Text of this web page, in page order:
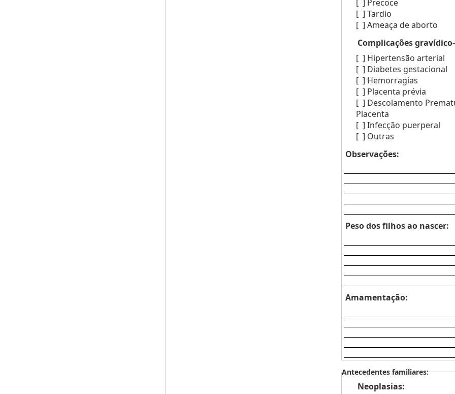
[ ] Precoce
[ ] Tardio
[ ] Ameaça de aborto
Complicações
[ ] Hipertensão arterial
[ ] Diabetes gestacional
[ ] Hemorragias
[ ] Placenta prévia
[ ] Descolamento
Placenta
[ ] Infecção puerperal
[ ] Outras
Observações:
Peso dos filhos ao nascer:
Amamentação:
Antecedentes familiares:
Neoplasias: